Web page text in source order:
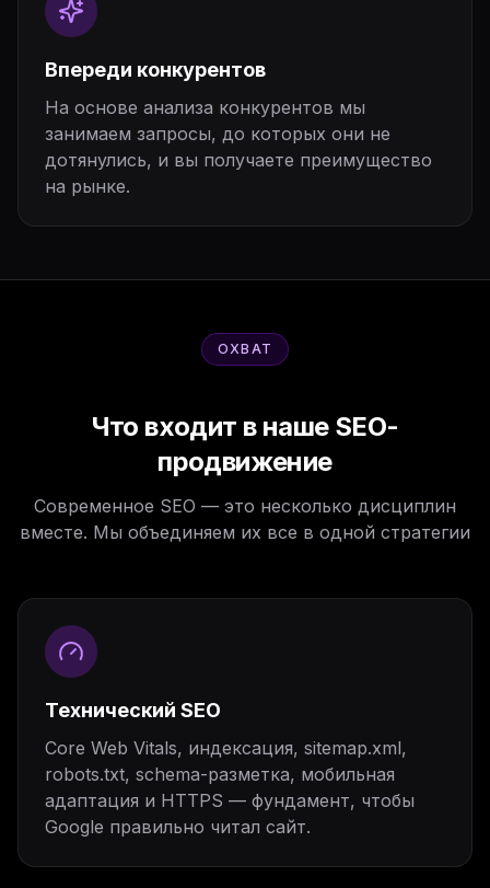
Впереди конкурентов
На основе анализа конкурентов мы
занимаем запросы, до которых они не
дотянулись, и вы получаете преимущество
на рынке.
ОХВАТ
Что входит в наше SEO-
продвижение
Современное SEO — это несколько дисциплин
вместе. Мы объединяем их все в одной стратегии
Технический SEO
Core Web Vitals, индексация, sitemap.xml,
robots.txt, schema-разметка, мобильная
адаптация и HTTPS — фундамент, чтобы
Google правильно читал сайт.